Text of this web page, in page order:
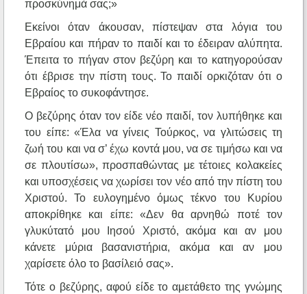
προσκύνημά σας;»
Εκείνοι όταν άκουσαν, πίστεψαν στα λόγια του
Εβραίου και πήραν το παιδί και το έδειραν αλύπητα.
Έπειτα το πήγαν στον βεζύρη και το κατηγορούσαν
ότι έβρισε την πίστη τους. Το παιδί ορκιζόταν ότι ο
Εβραίος το συκοφάντησε.
Ο βεζύρης όταν τον είδε νέο παιδί, τον λυπήθηκε και
του είπε: «Έλα να γίνεις Τούρκος, να γλιτώσεις τη
ζωή του και να σ’ έχω κοντά μου, να σε τιμήσω και να
σε πλουτίσω», προσπαθώντας με τέτοιες κολακείες
και υποσχέσεις να χωρίσει τον νέο από την πίστη του
Χριστού. Το ευλογημένο όμως τέκνο του Κυρίου
αποκρίθηκε και είπε: «Δεν θα αρνηθώ ποτέ τον
γλυκύτατό μου Ιησού Χριστό, ακόμα και αν μου
κάνετε μύρια βασανιστήρια, ακόμα και αν μου
χαρίσετε όλο το βασίλειό σας».
Τότε ο βεζύρης, αφού είδε το αμετάθετο της γνώμης